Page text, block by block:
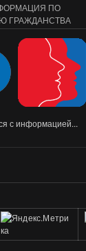
ПО
ГРАЖДАНСТВА
с информацией...